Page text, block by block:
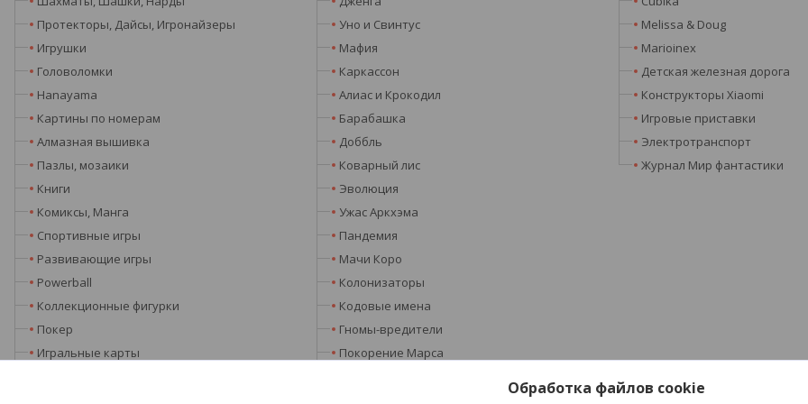
Протекторы, Дайсы, Игронайзеры
Игрушки
Головоломки
Hanayama
Картины по номерам
Алмазная вышивка
Пазлы, мозаики
Книги
Комиксы, Манга
Спортивные игры
Развивающие игры
Powerball
Коллекционные фигурки
Покер
Игральные карты
Уно и Свинтус
Мафия
Каркассон
Алиас и Крокодил
Барабашка
Доббль
Коварный лис
Эволюция
Ужас Аркхэма
Пандемия
Мачи Коро
Колонизаторы
Кодовые имена
Гномы-вредители
Покорение Марса
Melissa & Doug
Marioinex
Детская железная дорога
Конструкторы Xiaomi
Игровые приставки
Электротранспорт
Журнал Мир фантастики
Обработка файлов cookie